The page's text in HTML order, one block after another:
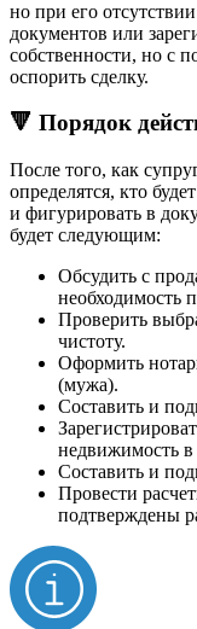
но при его
документов или
собственности, но с
оспорить сделку.
🔻 Порядок
После того, как
определятся, кто
и фигурировать в
будет следующим:
Обсудить с
необходимость
Проверить
чистоту.
Оформить
(мужа).
Составить и
недвижимость в
Составить и
Провести
подтверждены